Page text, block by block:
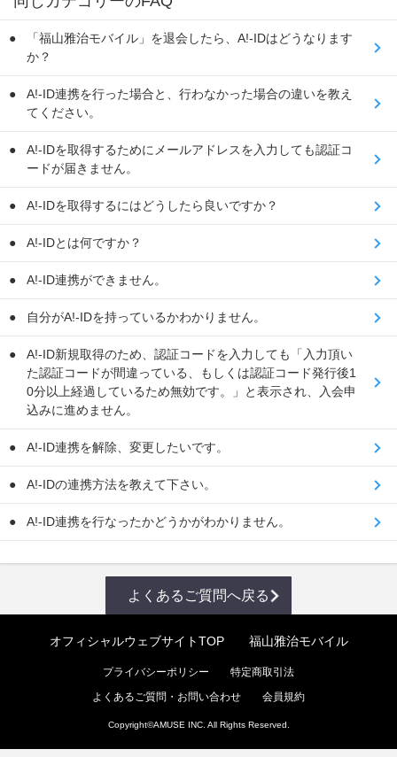
「福山雅治モバイル」を退会したら、A!-IDはどうなります
か？
A!-ID連携を行った場合と、行わなかった場合の違いを教え
てください。
A!-IDを取得するためにメールアドレスを入力しても認証コ
ードが届きません。
A!-IDを取得するにはどうしたら良いですか？
A!-IDとは何ですか？
A!-ID連携ができません。
自分がA!-IDを持っているかわかりません。
A!-ID新規取得のため、認証コードを入力しても「入力頂い
た認証コードが間違っている、もしくは認証コード発行後1
0分以上経過しているため無効です。」と表示され、入会申
込みに進めません。
A!-ID連携を解除、変更したいです。
A!-IDの連携方法を教えて下さい。
A!-ID連携を行なったかどうかがわかりません。
よくあるご質問へ戻る
オフィシャルウェブサイトTOP 福山雅治モバイル
プライバシーポリシー
特定商取引法
よくあるご質問・お問い合わせ
会員規約
Copyright©AMUSE INC. All Rights Reserved.